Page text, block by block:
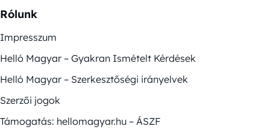
Rólunk
Impresszum
Helló Magyar – Gyakran Ismételt Kérdések
Helló Magyar – Szerkesztőségi irányelvek
Szerzői jogok
Támogatás: hellomagyar.hu – ÁSZF